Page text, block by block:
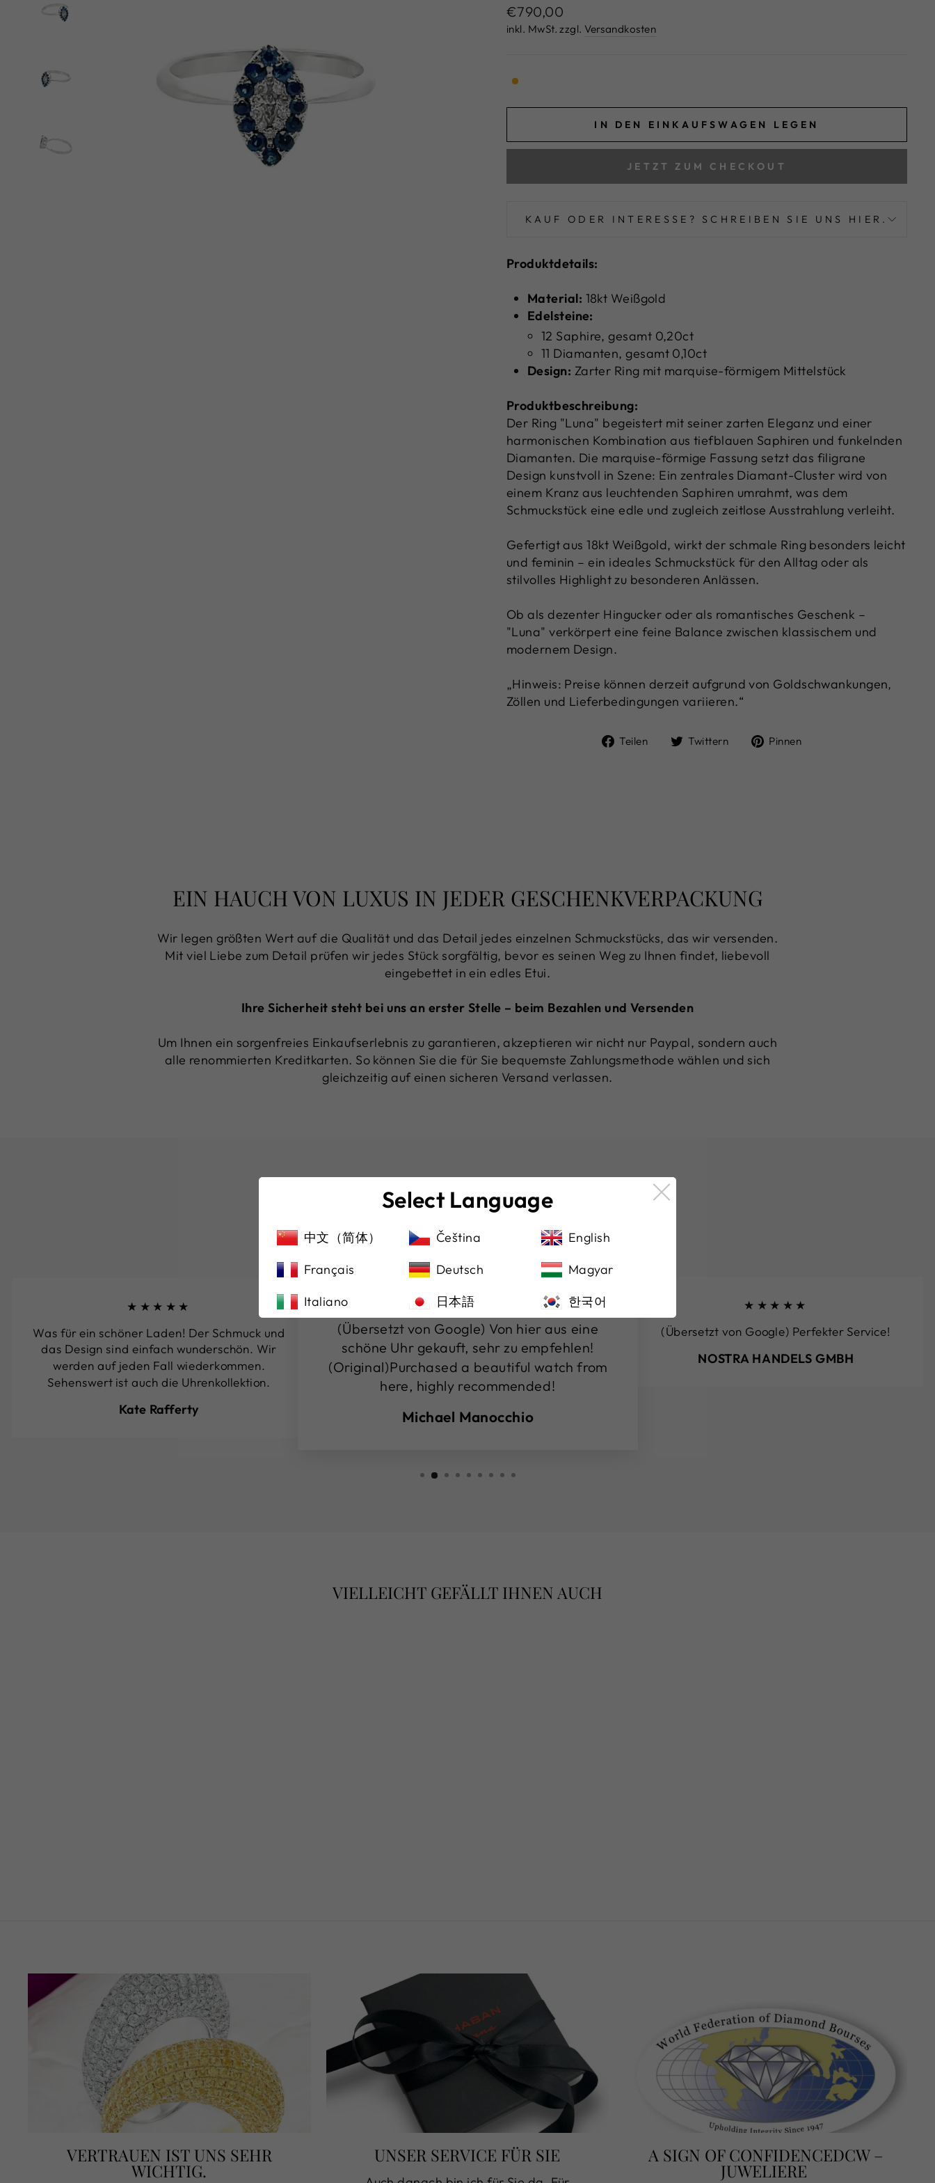
Normaler
Preis
€790,00
inkl. MwSt. zzgl. Versandkosten
IN DEN EINKAUFSWAGEN LEGEN
JETZT ZUM CHECKOUT
KAUF ODER INTERESSE? SCHREIBEN SIE UNS HIER.
Produktdetails:
Material: 18kt Weißgold
Edelsteine:
12 Saphire, gesamt 0,20ct
11 Diamanten, gesamt 0,10ct
Design: Zarter Ring mit marquise-förmigem Mittelstück
Produktbeschreibung:
Der Ring "Luna" begeistert mit seiner zarten Eleganz und einer
harmonischen Kombination aus tiefblauen Saphiren und funkelnden
Diamanten. Die marquise-förmige Fassung setzt das filigrane
Design kunstvoll in Szene: Ein zentrales Diamant-Cluster wird von
einem Kranz aus leuchtenden Saphiren umrahmt, was dem
Schmuckstück eine edle und zugleich zeitlose Ausstrahlung verleiht.
Gefertigt aus 18kt Weißgold, wirkt der schmale Ring besonders leicht
und feminin – ein ideales Schmuckstück für den Alltag oder als
stilvolles Highlight zu besonderen Anlässen.
Ob als dezenter Hingucker oder als romantisches Geschenk –
"Luna" verkörpert eine feine Balance zwischen klassischem und
modernem Design.
„Hinweis: Preise können derzeit aufgrund von Goldschwankungen,
Zöllen und Lieferbedingungen variieren.“
Teilen
Auf
Twittern
Auf
Pinnen
EIN HAUCH VON LUXUS IN JEDER GESCHENKVERPACKUNG
Wir legen größten Wert auf die Qualität und das Detail jedes einzelnen Schmuckstücks, das wir versenden.
Mit viel Liebe zum Detail prüfen wir jedes Stück sorgfältig, bevor es seinen Weg zu Ihnen findet, liebevoll
eingebettet in ein edles Etui.
Ihre Sicherheit steht bei uns an erster Stelle – beim Bezahlen und Versenden
Um Ihnen ein sorgenfreies Einkaufserlebnis zu garantieren, akzeptieren wir nicht nur Paypal, sondern auch
alle renommierten Kreditkarten. So können Sie die für Sie bequemste Zahlungsmethode wählen und sich
gleichzeitig auf einen sicheren Versand verlassen.
DAS SAGEN UNSERE KUNDEN
★★★★★
Was für ein schöner Laden! Der Schmuck und
das Design sind einfach wunderschön. Wir
werden auf jeden Fall wiederkommen.
Sehenswert ist auch die Uhrenkollektion.
Kate Rafferty
★★★★★
(Übersetzt von Google) Von hier aus eine
schöne Uhr gekauft, sehr zu empfehlen!
(Original)Purchased a beautiful watch from
here, highly recommended!
Michael Manocchio
★★★★★
(Übersetzt von Google) Perfekter Service!
NOSTRA HANDELS GMBH
VIELLEICHT GEFÄLLT IHNEN AUCH
VERTRAUEN IST UNS SEHR
WICHTIG.
UNSER SERVICE FÜR SIE A SIGN OF CONFIDENCEDCW –
JUWELIERE
Select Language
中文（简体） Čeština
English
Français
Deutsch
Magyar
Italiano
日本語 한국어